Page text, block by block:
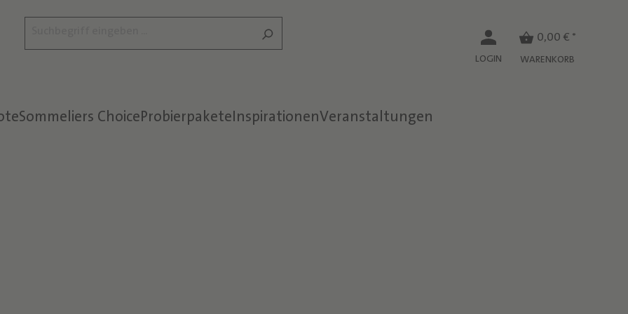
LOGIN
0,00 € *
WARENKORB
Sommeliers ChoiceProbierpaketeInspirationenVeranstaltungen